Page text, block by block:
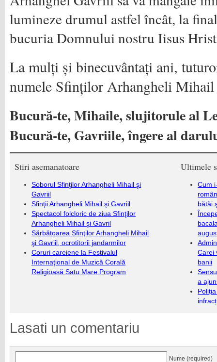
lumineze drumul astfel încât, la
bucuria Domnului nostru Iisus
La mulți și binecuvântați ani,
numele Sfinților Arhangheli
Bucură-te, Mihaile, slujitorule al
Bucură-te, Gavriile, îngere al
Stiri asemanatoare
Soborul Sfinţilor Arhangheli Mihail şi
Gavriil
Sfinţii Arhangheli Mihail şi Gavriil
Spectacol folcloric de ziua Sfinţilor
Arhangheli Mihail şi Gavril
Sărbătoarea Sfinţilor Arhangheli Mihail
şi Gavriil, ocrotitorii jandarmilor
Coruri careiene la Festivalul
Internaţional de Muzică Corală
Religioasă Satu Mare.Program
Ultimele
Cum
bătăi
Carei
banii
a
Lasati un comentariu
Nume (required)